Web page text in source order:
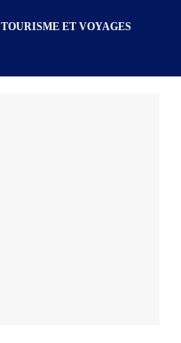
TOURISME ET VOYAGES